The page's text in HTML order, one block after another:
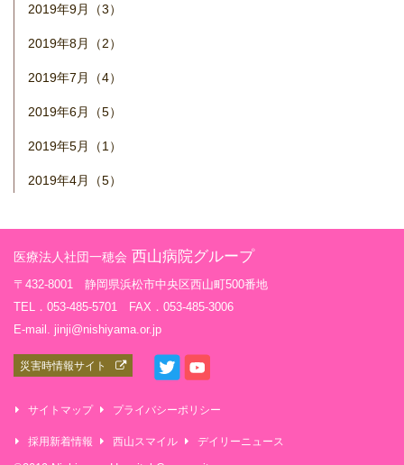
2019年9月（3）
2019年8月（2）
2019年7月（4）
2019年6月（5）
2019年5月（1）
2019年4月（5）
医療法人社団一穂会 西山病院グループ
〒432-8001 静岡県浜松市中央区西山町500番地
TEL．053-485-5701 FAX．053-485-3006
E-mail. jinji@nishiyama.or.jp
災害時情報サイト
サイトマップ プライバシーポリシー
採用新着情報 西山スマイル デイリーニュース